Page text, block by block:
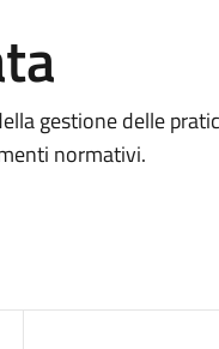
gestione delle
normativi.